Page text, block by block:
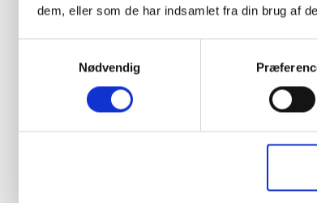
dem, eller som de har indsamlet fra din brug af
Nødvendig